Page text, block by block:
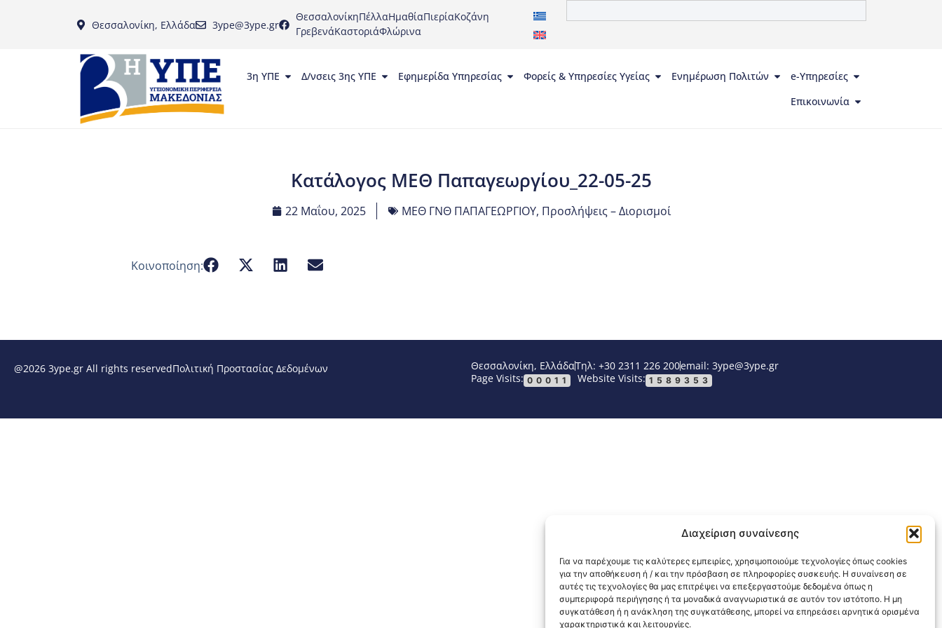
Διαχείριση συναίνεσης
Για να παρέχουμε τις καλύτερες εμπειρίες, χρησιμοποιούμε τεχνολογίες όπως cookies
για την αποθήκευση ή / και την πρόσβαση σε πληροφορίες συσκευής. Η συναίνεση σε
αυτές τις τεχνολογίες θα μας επιτρέψει να επεξεργαστούμε δεδομένα όπως η
συμπεριφορά περιήγησης ή τα μοναδικά αναγνωριστικά σε αυτόν τον ιστότοπο. Η μη
συγκατάθεση ή η ανάκληση της συγκατάθεσης, μπορεί να επηρεάσει αρνητικά ορισμένα
χαρακτηριστικά και λειτουργίες.
Θεσσαλονίκη, Ελλάδα 3ype@3ype.gr
ΘεσσαλονίκηΠέλλαΗμαθίαΠιερίαΚοζάνη
ΓρεβενάΚαστοριάΦλώρινα
3η ΥΠΕ Δ/νσεις 3ης ΥΠΕ Εφημερίδα Υπηρεσίας Φορείς & Υπηρεσίες Υγείας Ενημέρωση Πολιτών
e-Υπηρεσίες
Επικοινωνία
Κατάλογος ΜΕΘ Παπαγεωργίου_22-05-25
22 Μαΐου, 2025 ΜΕΘ ΓΝΘ ΠΑΠΑΓΕΩΡΓΙΟΥ, Προσλήψεις – Διορισμοί
Κοινοποίηση:
@2026 3ype.gr All rights reservedΠολιτική Προστασίας Δεδομένων Θεσσαλονίκη, ΕλλάδαΤηλ: +30 2311 226 200email: 3ype@3ype.gr
Page Visits: 00011 Website Visits: 1589353